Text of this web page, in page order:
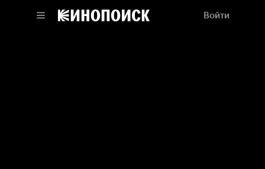
Войти